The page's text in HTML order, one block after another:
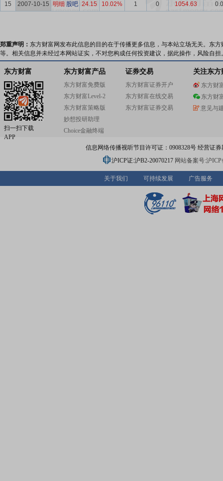
15
2007-10-15 明细 股吧 24.15 10.02% 1 0 1054.63
郑重声明： 东方财富网发布此信息的目的在于传播更多信息，与本站立场无关。东
等。相关信息并未经过本网站证实，不对您构成任何投资建议，据此操作，风险自担